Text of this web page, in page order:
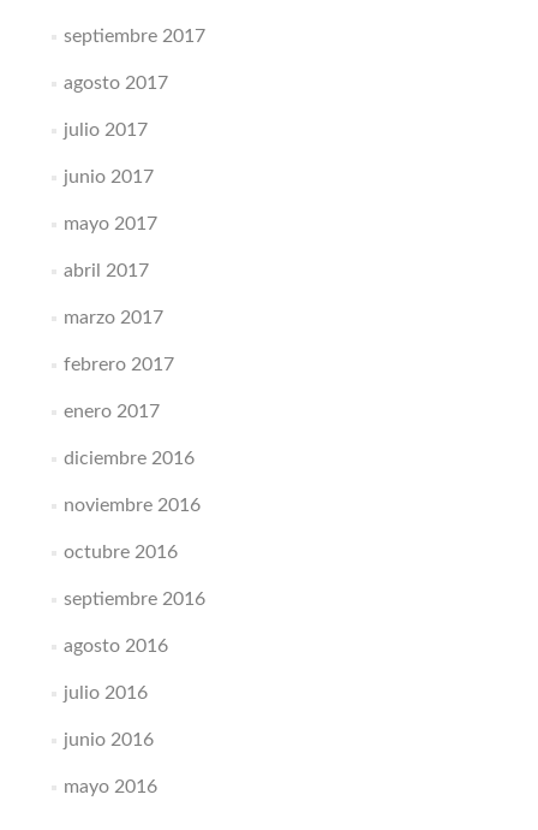
septiembre 2017
agosto 2017
julio 2017
junio 2017
mayo 2017
abril 2017
marzo 2017
febrero 2017
enero 2017
diciembre 2016
noviembre 2016
octubre 2016
septiembre 2016
agosto 2016
julio 2016
junio 2016
mayo 2016